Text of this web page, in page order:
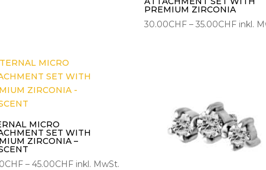
PREMIUM ZIRCONIA
30.00CHF –35.00CHF inkl.
MICRO
SET WITH
ZIRCONIA –
CHF –45.00CHFPreisspanne:
inkl. MwSt.